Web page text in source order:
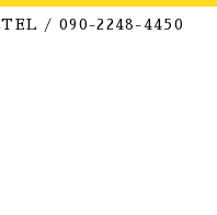
TEL / 090-2248-4450